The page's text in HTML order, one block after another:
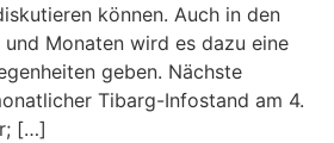
können. Auch in den
und Monaten wird es dazu eine
geben. Nächste
Tibarg-Infostand am 4.
[…]